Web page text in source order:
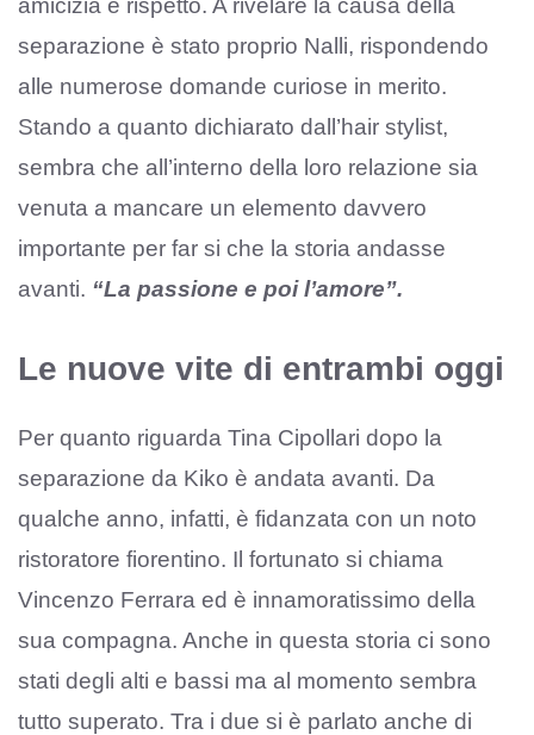
amicizia e rispetto. A rivelare la causa della
separazione è stato proprio Nalli, rispondendo
alle numerose domande curiose in merito.
Stando a quanto dichiarato dall’hair stylist,
sembra che all’interno della loro relazione sia
venuta a mancare un elemento davvero
importante per far si che la storia andasse
avanti. “La passione e poi l’amore”.
Le nuove vite di entrambi oggi
Per quanto riguarda Tina Cipollari dopo la
separazione da Kiko è andata avanti. Da
qualche anno, infatti, è fidanzata con un noto
ristoratore fiorentino. Il fortunato si chiama
Vincenzo Ferrara ed è innamoratissimo della
sua compagna. Anche in questa storia ci sono
stati degli alti e bassi ma al momento sembra
tutto superato. Tra i due si è parlato anche di